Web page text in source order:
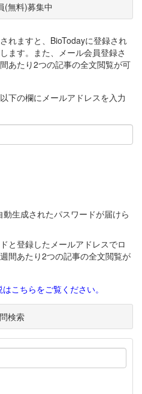
(無料)募集中
れますと、BioTodayに登録され
ます。また、メール会員登録さ
あたり2つの記事の全文閲覧が可
下の欄にメールアドレスを入力
生成されたパスワードが届けら
と登録したメールアドレスでロ
間あたり2つの記事の全文閲覧が
こちらをご覧ください。
検索